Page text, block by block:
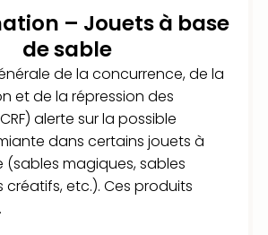
– Jouets à base
de sable
de la concurrence, de la
et de la répression des
alerte sur la possible
dans certains jouets à
(sables magiques, sables
créatifs, etc.). Ces produits